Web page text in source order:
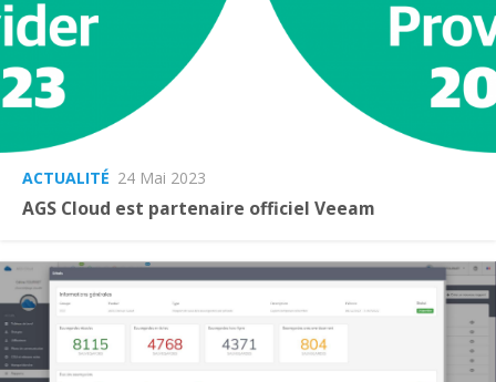
ACTUALITÉ 24 Mai 2023
AGS Cloud est partenaire officiel Veeam